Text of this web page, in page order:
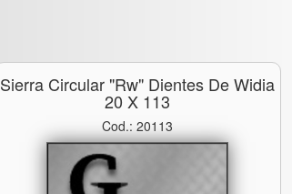
Sierra Circular "rw" Dientes De Widia
20 X 113
Cod.: 20113